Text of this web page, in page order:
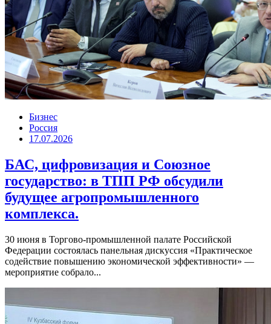
Бизнес
Россия
17.07.2026
БАС, цифровизация и Союзное
государство: в ТПП РФ обсудили
будущее агропромышленного
комплекса.
30 июня в Торгово-промышленной палате Российской
Федерации состоялась панельная дискуссия «Практическое
содействие повышению экономической эффективности» —
мероприятие собрало...